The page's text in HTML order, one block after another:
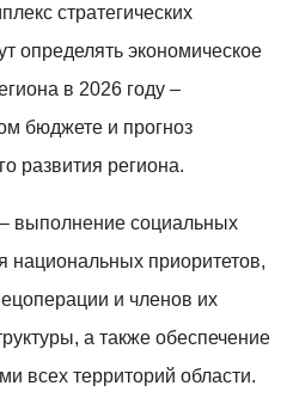
стратегических
определять экономическое
в 2026 году –
бюджете и прогноз
развития региона.
выполнение социальных
национальных приоритетов,
и членов их
а также обеспечение
всех территорий области.